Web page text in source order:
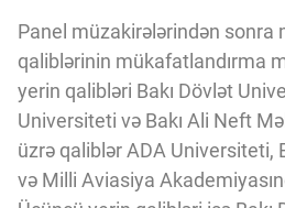
Panel müzakirələrindən sonra
qaliblərinin mükafatlandırma
yerin qalibləri Bakı Dövlət
Universiteti və Bakı Ali Neft
üzrə qaliblər ADA Universiteti,
və Milli Aviasiya